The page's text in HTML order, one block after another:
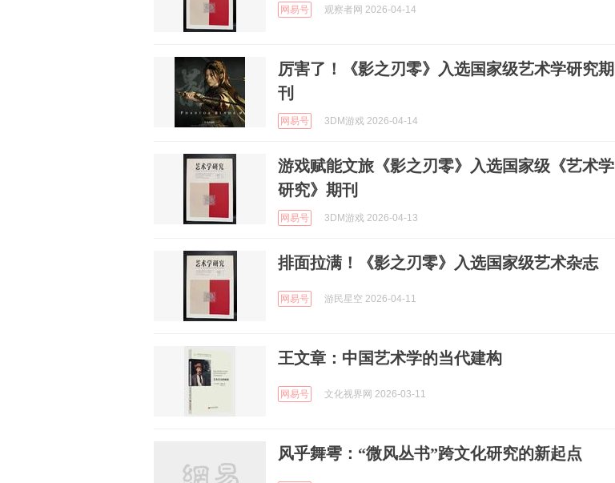
网易号 观察者网 2026-04-14
厉害了！《影之刃零》入选国家级艺术学研究期
刊
网易号 3DM游戏 2026-04-14
游戏赋能文旅《影之刃零》入选国家级《艺术学
研究》期刊
网易号 3DM游戏 2026-04-13
排面拉满！《影之刃零》入选国家级艺术杂志
网易号 游民星空 2026-04-11
王文章：中国艺术学的当代建构
网易号 文化视界网 2026-03-11
风乎舞雩：“微风丛书”跨文化研究的新起点